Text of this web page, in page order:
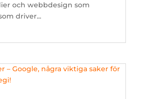
och webbdesign som
driver...